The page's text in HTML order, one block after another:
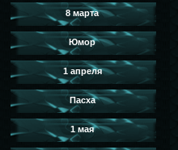
8 марта
Юмор
1 апреля
Пасха
1 мая